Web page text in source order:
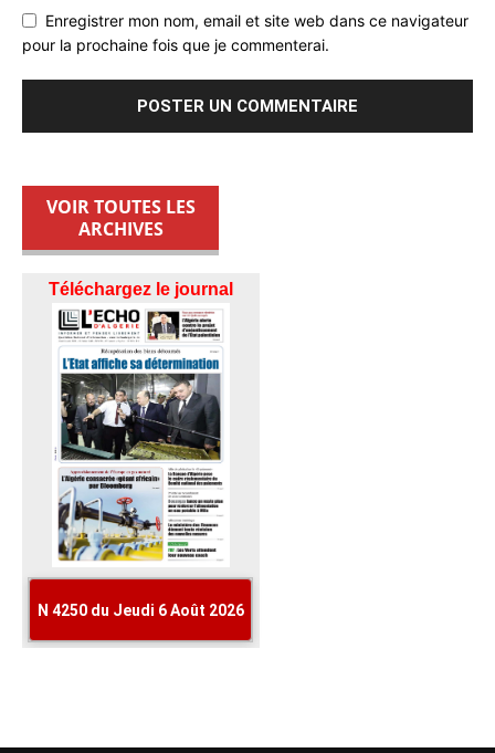
Enregistrer mon nom, email et site web dans ce navigateur
pour la prochaine fois que je commenterai.
VOIR TOUTES LES
ARCHIVES